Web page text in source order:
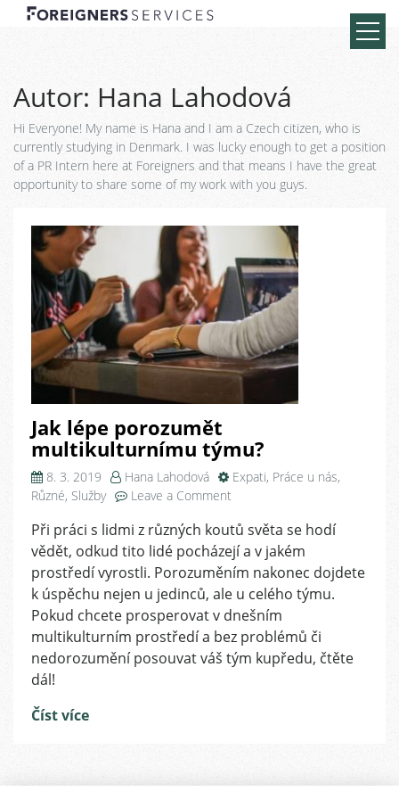
Autor: Hana Lahodová
Hi Everyone! My name is Hana and I am a Czech citizen, who is
currently studying in Denmark. I was lucky enough to get a position
of a PR Intern here at Foreigners and that means I have the great
opportunity to share some of my work with you guys.
Jak lépe porozumět
multikulturnímu týmu?
8. 3. 2019 Hana Lahodová Expati, Práce u nás,
Různé, Služby Leave a Comment
lépe
porozumět
multikulturnímu
týmu?
Při práci s lidmi z různých koutů světa se hodí
vědět, odkud tito lidé pocházejí a v jakém
prostředí vyrostli. Porozuměním nakonec dojdete
k úspěchu nejen u jedinců, ale u celého týmu.
Pokud chcete prosperovat v dnešním
multikulturním prostředí a bez problémů či
nedorozumění posouvat váš tým kupředu, čtěte
dál!
Číst více